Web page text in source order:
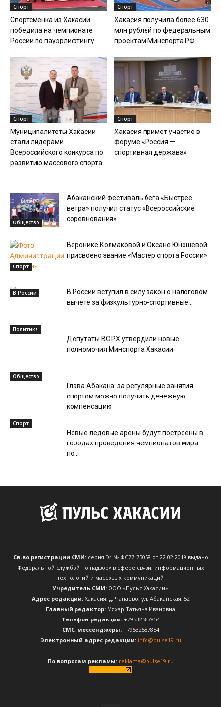
Спорт
Спортсменка из Хакасии
победила на чемпионате
России по пауэрлифтингу
Спорт
Хакасия получила более 630
млн рублей по федеральным
проектам Минспорта РФ
Спорт
Муниципалитеты Хакасии
стали лидерами
Всероссийского конкурса по
развитию массового спорта
Спорт
Хакасия примет участие в
форуме «Россия —
спортивная держава»
Общество
Абаканский фестиваль бега «Быстрее
ветра» получил статус «Всероссийские
соревнования»
Спорт
Веронике Колмаковой и Оксане Юношевой
присвоено звание «Мастер спорта России»
В России
В России вступил в силу закон о налоговом
вычете за физкультурно-спортивные...
Политика
Депутаты ВС РХ утвердили новые
полномочия Минспорта Хакасии
Общество
Глава Абакана: за регулярные занятия
спортом можно получить денежную
компенсацию
Спорт
Новые ледовые арены будут построены в
городах проведения чемпионатов мира
по...
Св-во регистрации СМИ:серия Эл № ФС77-75058 от 22.02.2019 выдано
Федеральной службой по надзору в сфере связи, информационных
технологий и массовых коммуникаций
Учредитель СМИ: ООО «Пульс Хакасии»
Адрес редакции:Хакасия, д. Чапаево, ул. Абаканская, 52
Главный редактор: Мяхар Татьяна Ивановна
Телефон редакции:+79532587854
CМС, мессенджеры:+79532587854
Электронный адрес редакции: info@pulse19.ru
По вопросам рекламы: reklama@pulse19.ru